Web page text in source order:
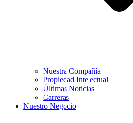
Nuestra Compañía
Propiedad Intelectual
Últimas Noticias
Carreras
Nuestro Negocio